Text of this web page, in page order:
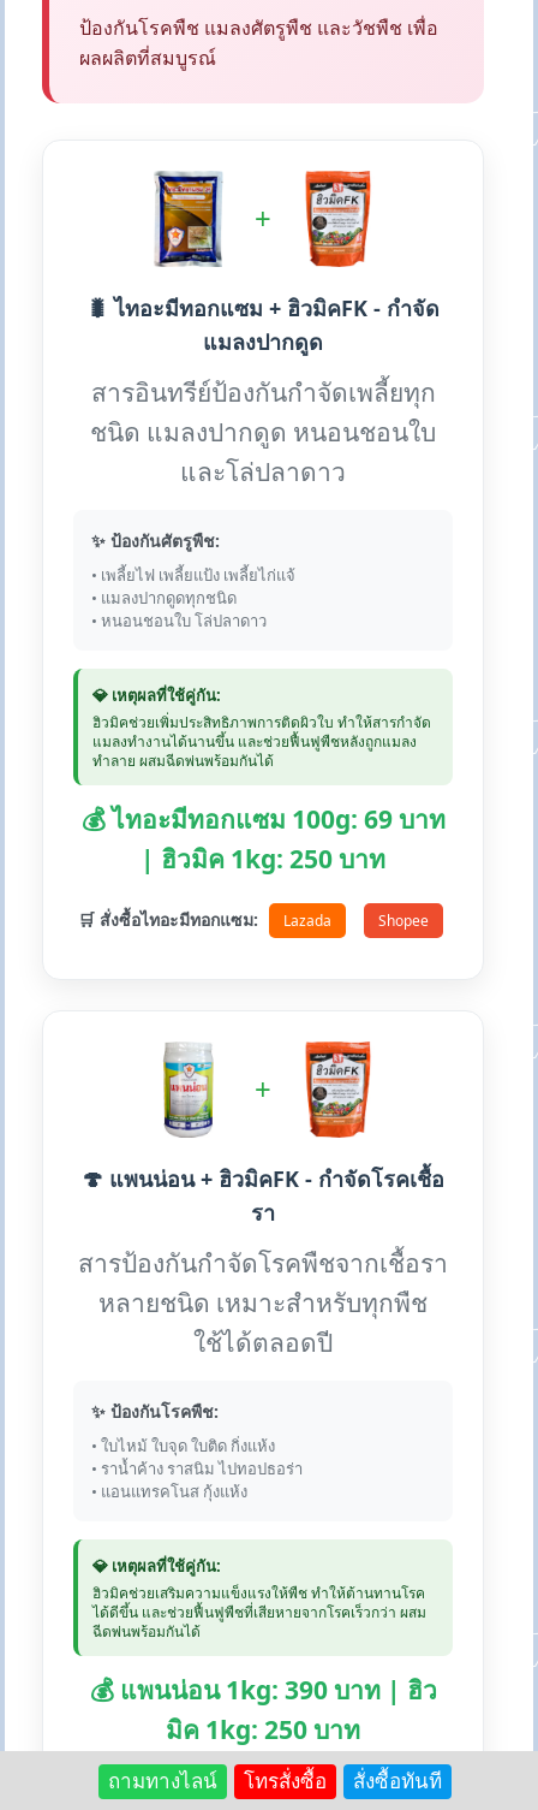
ป้องกันโรคพืช แมลงศัตรูพืช และวัชพืช เพื่อ
ผลผลิตที่สมบูรณ์
+
🐛 ไทอะมีทอกแซม + ฮิวมิคFK - กำจัด
แมลงปากดูด
สารอินทรีย์ป้องกันกำจัดเพลี้ยทุก
ชนิด แมลงปากดูด หนอนชอนใบ
และโล่ปลาดาว
✨ ป้องกันศัตรูพืช:
• เพลี้ยไฟ เพลี้ยแป้ง เพลี้ยไก่แจ้
• แมลงปากดูดทุกชนิด
• หนอนชอนใบ โล่ปลาดาว
💎 เหตุผลที่ใช้คู่กัน:
ฮิวมิคช่วยเพิ่มประสิทธิภาพการติดผิวใบ ทำให้สารกำจัด
แมลงทำงานได้นานขึ้น และช่วยฟื้นฟูพืชหลังถูกแมลง
ทำลาย ผสมฉีดพ่นพร้อมกันได้
💰 ไทอะมีทอกแซม 100g: 69 บาท
| ฮิวมิค 1kg: 250 บาท
🛒 สั่งซื้อไทอะมีทอกแซม: Lazada Shopee
+
🍄 แพนน่อน + ฮิวมิคFK - กำจัดโรคเชื้อ
รา
สารป้องกันกำจัดโรคพืชจากเชื้อรา
หลายชนิด เหมาะสำหรับทุกพืช
ใช้ได้ตลอดปี
✨ ป้องกันโรคพืช:
• ใบไหม้ ใบจุด ใบติด กิ่งแห้ง
• ราน้ำค้าง ราสนิม ไปทอปธอร่า
• แอนแทรคโนส กุ้งแห้ง
💎 เหตุผลที่ใช้คู่กัน:
ฮิวมิคช่วยเสริมความแข็งแรงให้พืช ทำให้ต้านทานโรค
ได้ดีขึ้น และช่วยฟื้นฟูพืชที่เสียหายจากโรคเร็วกว่า ผสม
ฉีดพ่นพร้อมกันได้
💰 แพนน่อน 1kg: 390 บาท | ฮิว
มิค 1kg: 250 บาท
🛒 สั่งซื้อแพนน่อน: Lazada Shopee
ถามทางไลน์ โทรสั่งซื้อ สั่งซื้อทันที